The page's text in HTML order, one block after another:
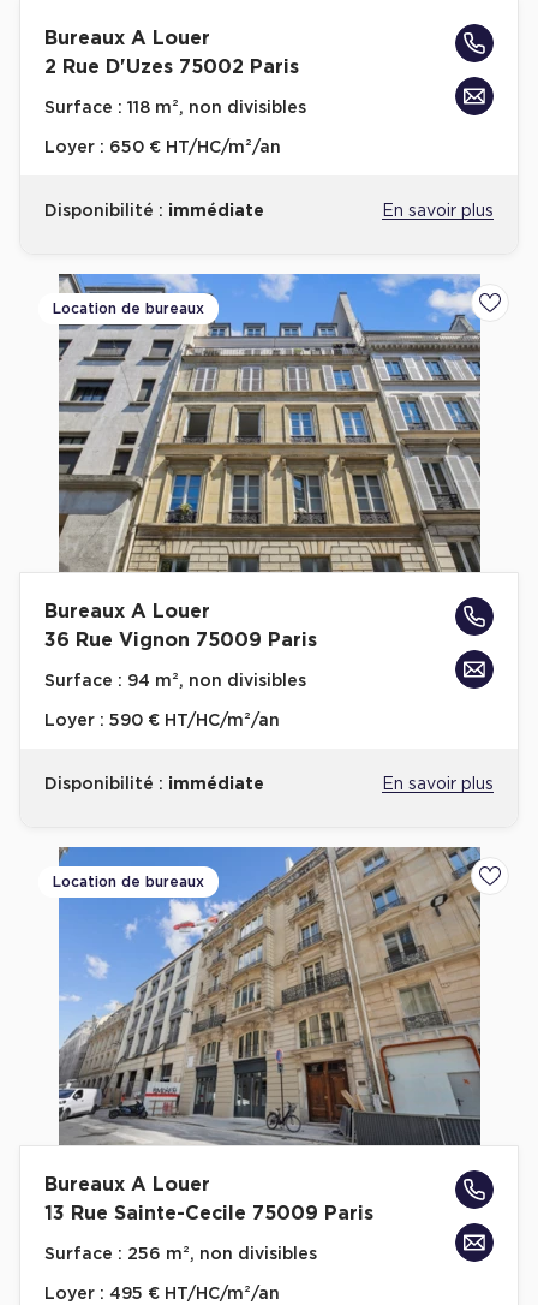
Bureaux A Louer
2 Rue D'Uzes 75002 Paris
Surface : 118 m², non divisibles
Loyer : 650 € HT/HC/m²/an
Disponibilité : immédiate En savoir plus
Location de bureaux
Bureaux A Louer
36 Rue Vignon 75009 Paris
Surface : 94 m², non divisibles
Loyer : 590 € HT/HC/m²/an
Disponibilité : immédiate En savoir plus
Location de bureaux
Bureaux A Louer
13 Rue Sainte-Cecile 75009 Paris
Surface : 256 m², non divisibles
Loyer : 495 € HT/HC/m²/an